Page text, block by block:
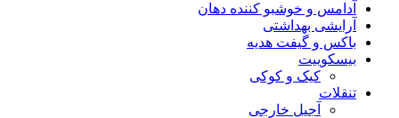
آدامس و خوشبو کننده دهان
آرایشی بهداشتی
باکس و گیفت هدیه
بیسکوییت
کیک و کوکی
تنقلات
آجیل خارجی